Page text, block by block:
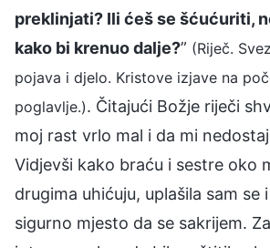
preklinjati? Ili ćeš se šćućuriti,
kako bi krenuo dalje?” (Riječ.
pojava i djelo. Kristove izjave na
poglavlje.). Čitajući Božje riječi
moj rast vrlo mal i da mi
Vidjevši kako braću i sestre oko
drugima uhićuju, uplašila sam se
sigurno mjesto da se sakrijem.